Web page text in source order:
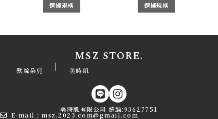
選擇規格 選擇規格
MSZ STORE.
默絲朵兒 | 美時肌
美時肌有限公司 統編:93627751
E-mail：msz.2023.com@gmail.com